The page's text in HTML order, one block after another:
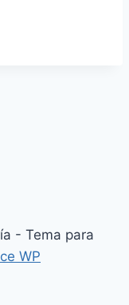
- Tema para
WP